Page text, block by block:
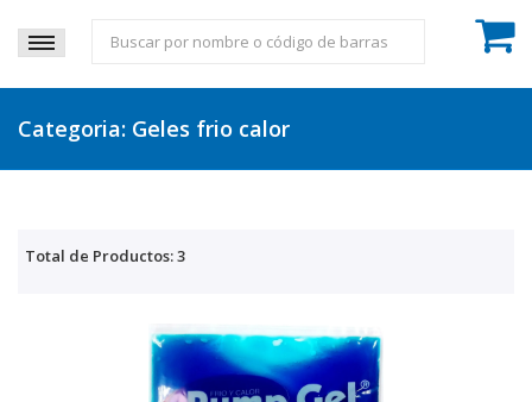
Categoria: Geles frio calor
Total de Productos: 3